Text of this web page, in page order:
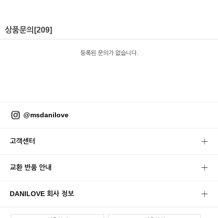
상품문의 [209]
등록된 문의가 없습니다.
@msdanilove
고객센터
교환 반품 안내
DANILOVE 회사 정보